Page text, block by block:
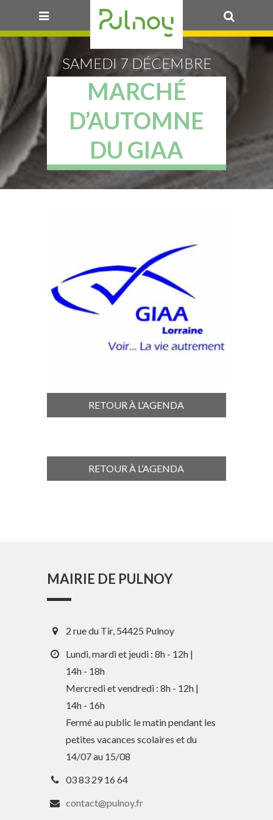
SAMEDI 7 DÉCEMBRE
MARCHÉ
D’AUTOMNE
DU GIAA
RETOUR À L’AGENDA
RETOUR À L’AGENDA
Guide des activités et services
MAIRIE DE PULNOY
2 rue du Tir, 54425 Pulnoy
Lundi, mardi et jeudi : 8h - 12h |
14h - 18h
Mercredi et vendredi : 8h - 12h |
14h - 16h
Fermé au public le matin pendant les
petites vacances scolaires et du
14/07 au 15/08
03 83 29 16 64
contact@pulnoy.fr